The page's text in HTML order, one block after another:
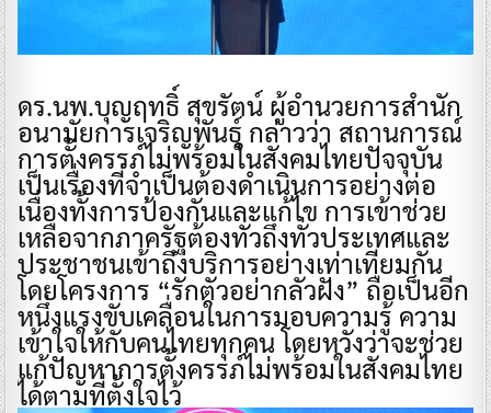
ดร.นพ.บุญฤทธิ์ สุขรัตน์ ผู้อำนวยการสำนัก
อนามัยการเจริญพันธุ์ กล่าวว่า สถานการณ์
การตั้งครรภ์ไม่พร้อมในสังคมไทยปัจจุบัน
เป็นเรื่องที่จำเป็นต้องดำเนินการอย่างต่อ
เนื่องทั้งการป้องกันและแก้ไข การเข้าช่วย
เหลือจากภาครัฐต้องทั่วถึงทั่วประเทศและ
ประชาชนเข้าถึงบริการอย่างเท่าเทียมกัน
โดยโครงการ “รักตัวอย่ากลัวฝัง” ถือเป็นอีก
หนึ่งแรงขับเคลื่อนในการมอบความรู้ ความ
เข้าใจให้กับคนไทยทุกคน โดยหวังว่าจะช่วย
แก้ปัญหาการตั้งครรภ์ไม่พร้อมในสังคมไทย
ได้ตามที่ตั้งใจไว้